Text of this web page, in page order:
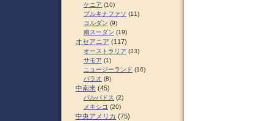
ケニア (10)
ブルキナファソ (11)
ヨルダン (9)
南スーダン (19)
オセアニア (117)
オーストラリア (33)
サモア (1)
ニュージーランド (16)
パラオ (8)
中南米 (45)
バルバドス (2)
メキシコ (20)
中央アメリカ (75)